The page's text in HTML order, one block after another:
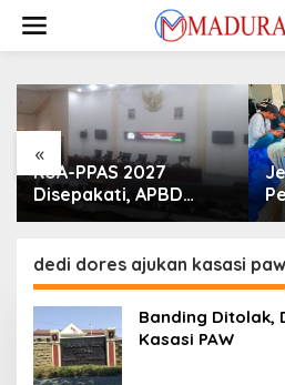
konten
«
KUA-PPAS 2027
Disepakati, APBD
Sampang Defisit Rp
dedi dores ajukan kasasi paw
Banding Ditolak,
Kasasi PAW